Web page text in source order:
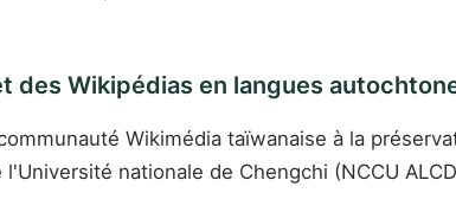
des Wikipédias en langues
Wikimédia taïwanaise à la
nationale de Chengchi (NCCU